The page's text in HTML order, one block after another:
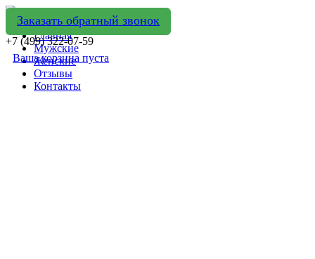
Заказать обратный звонок
+7 (499) 322-07-59
Ваша корзина пуста
Главная
Мужские
Женские
Отзывы
Контакты